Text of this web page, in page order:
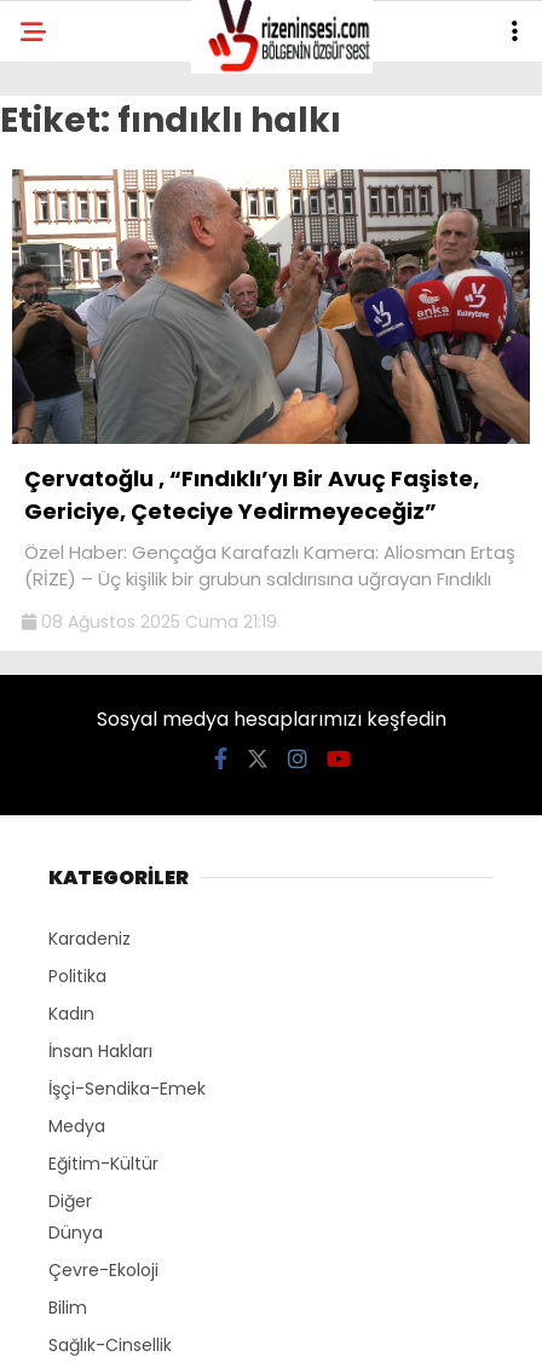
Etiket: fındıklı halkı
Çervatoğlu , “Fındıklı’yı Bir Avuç Faşiste,
Gericiye, Çeteciye Yedirmeyeceğiz”
Özel Haber: Gençağa Karafazlı Kamera: Aliosman Ertaş
(RİZE) – Üç kişilik bir grubun saldırısına uğrayan Fındıklı
08 Ağustos 2025 Cuma 21:19
Sosyal medya hesaplarımızı keşfedin
KATEGORİLER
Karadeniz
Politika
Kadın
İnsan Hakları
İşçi-Sendika-Emek
Medya
Eğitim-Kültür
Diğer
Dünya
Çevre-Ekoloji
Bilim
Sağlık-Cinsellik